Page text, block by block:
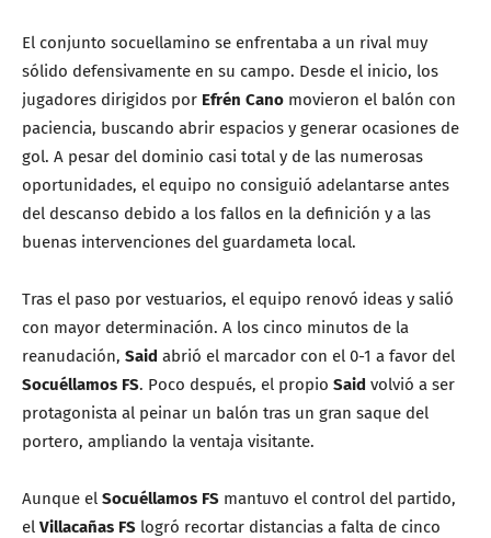
El conjunto socuellamino se enfrentaba a un rival muy
sólido defensivamente en su campo. Desde el inicio, los
jugadores dirigidos por Efrén Cano movieron el balón con
paciencia, buscando abrir espacios y generar ocasiones de
gol. A pesar del dominio casi total y de las numerosas
oportunidades, el equipo no consiguió adelantarse antes
del descanso debido a los fallos en la definición y a las
buenas intervenciones del guardameta local.
Tras el paso por vestuarios, el equipo renovó ideas y salió
con mayor determinación. A los cinco minutos de la
reanudación, Said abrió el marcador con el 0-1 a favor del
Socuéllamos FS. Poco después, el propio Said volvió a ser
protagonista al peinar un balón tras un gran saque del
portero, ampliando la ventaja visitante.
Aunque el Socuéllamos FS mantuvo el control del partido,
el Villacañas FS logró recortar distancias a falta de cinco